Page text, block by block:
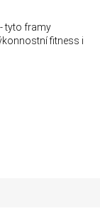
tyto framy
fitness i